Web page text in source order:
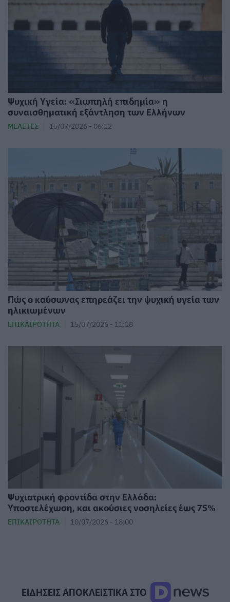
Ψυχική Υγεία: «Σιωπηλή επιδημία» η
συναισθηματική εξάντληση των Ελλήνων
ΜΕΛΈΤΕΣ 15/07/2026 - 06:12
Πώς ο καύσωνας επηρεάζει την ψυχική υγεία των
ηλικιωμένων
ΕΠΙΚΑΙΡΌΤΗΤΑ 15/07/2026 - 11:18
Ψυχιατρική φροντίδα στην Ελλάδα:
Υποστελέχωση, και ακούσιες νοσηλείες έως 75%
ΕΠΙΚΑΙΡΌΤΗΤΑ 10/07/2026 - 18:00
ΕΙΔΗΣΕΙΣ ΑΠΟΚΛΕΙΣΤΙΚΑ ΣΤΟ